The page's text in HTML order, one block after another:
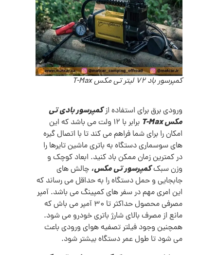
کمپرسور باد 72 لیتر تی مکس T-Max
ورودی برق برای استفاده ازکمپرسور بادی تی
مکس T-Max
برابر با 12 ولت می باشد که این
امکان را برای شما فراهم می کند تا با اتصال گیره
های سوسماری دستگاه به باتری ماشین تایرها را
در کمترین زمان ممکن باد کنید. ابعاد کوچک و
وزن سبککمپرسور تی مکس، چالش های
جابجایی و حمل دستگاه را به حداقل می رساند که
این امری مهم در سفر های کمپینگ می باشد. آمپر
مصرفی محصول حداکثر تا 30 آمپر می باش که
مانع از مصرف بالای شارژ باتری خودرو می شود.
همچنین وجود فیلتر تصفیه هوای ورودی باعث
می شود تا طول عمر دستگاه بیشتر شود.